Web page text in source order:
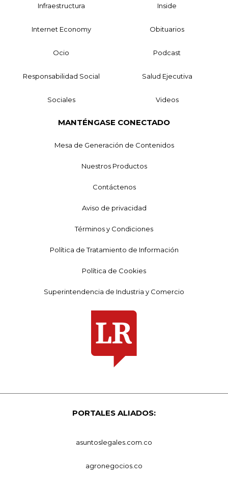
Infraestructura Inside
Internet Economy Obituarios
Ocio Podcast
Responsabilidad Social Salud Ejecutiva
Sociales Videos
MANTÉNGASE CONECTADO
Mesa de Generación de Contenidos
Nuestros Productos
Contáctenos
Aviso de privacidad
Términos y Condiciones
Política de Tratamiento de Información
Política de Cookies
Superintendencia de Industria y Comercio
PORTALES ALIADOS:
asuntoslegales.com.co
agronegocios.co